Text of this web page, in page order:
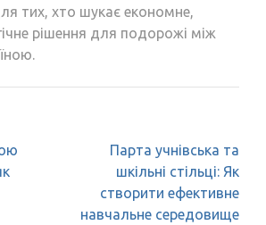
тих, хто шукає економне,
рішення для подорожі між
Парта учнівська та
шкільні стільці: Як
створити ефективне
навчальне середовище